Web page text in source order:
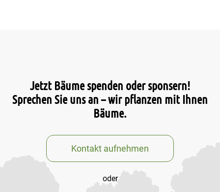
Jetzt Bäume spenden oder sponsern!
Sprechen Sie uns an – wir pflanzen mit Ihnen
Bäume.
Kontakt aufnehmen
oder